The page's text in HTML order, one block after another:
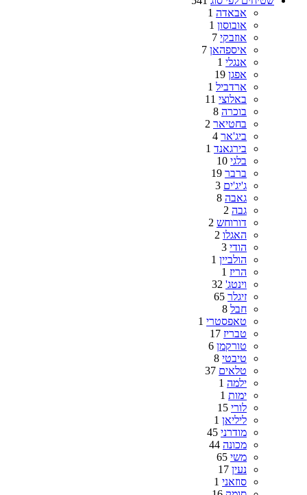
אבאדה 1
אובוסון 1
אוזבקי 7
איספהאן 7
אנגלי 1
אפגן 19
ארדביל 1
באלוצי 11
בוכרה 8
בחטיאר 2
ביג'אר 4
בירגאנד 1
בלגי 10
ברבר 19
ג'יג'ים 3
גאבה 8
גבה 2
דורוחש 2
האגלו 2
הודי 3
הולביין 1
הריז 1
וינטג' 32
זיגלר 65
חבל 8
טאפסטרי 1
טבריז 17
טורקמן 6
טיבטי 8
טלאים 37
ילמה 1
ימות 1
לורי 15
ליליאן 1
מודרני 45
מכונה 44
משי 65
נעין 17
סוזאני 1